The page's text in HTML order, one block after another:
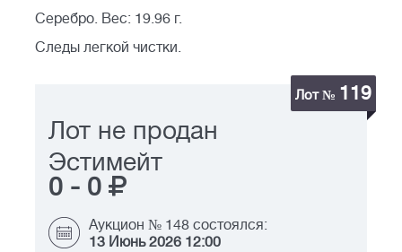
Серебро. Вес: 19.96 г.
Следы легкой чистки.
Лот № 119
Лот не продан
Эстимейт
0 - 0
Аукцион № 148 состоялся:
13 Июнь 2026 12:00